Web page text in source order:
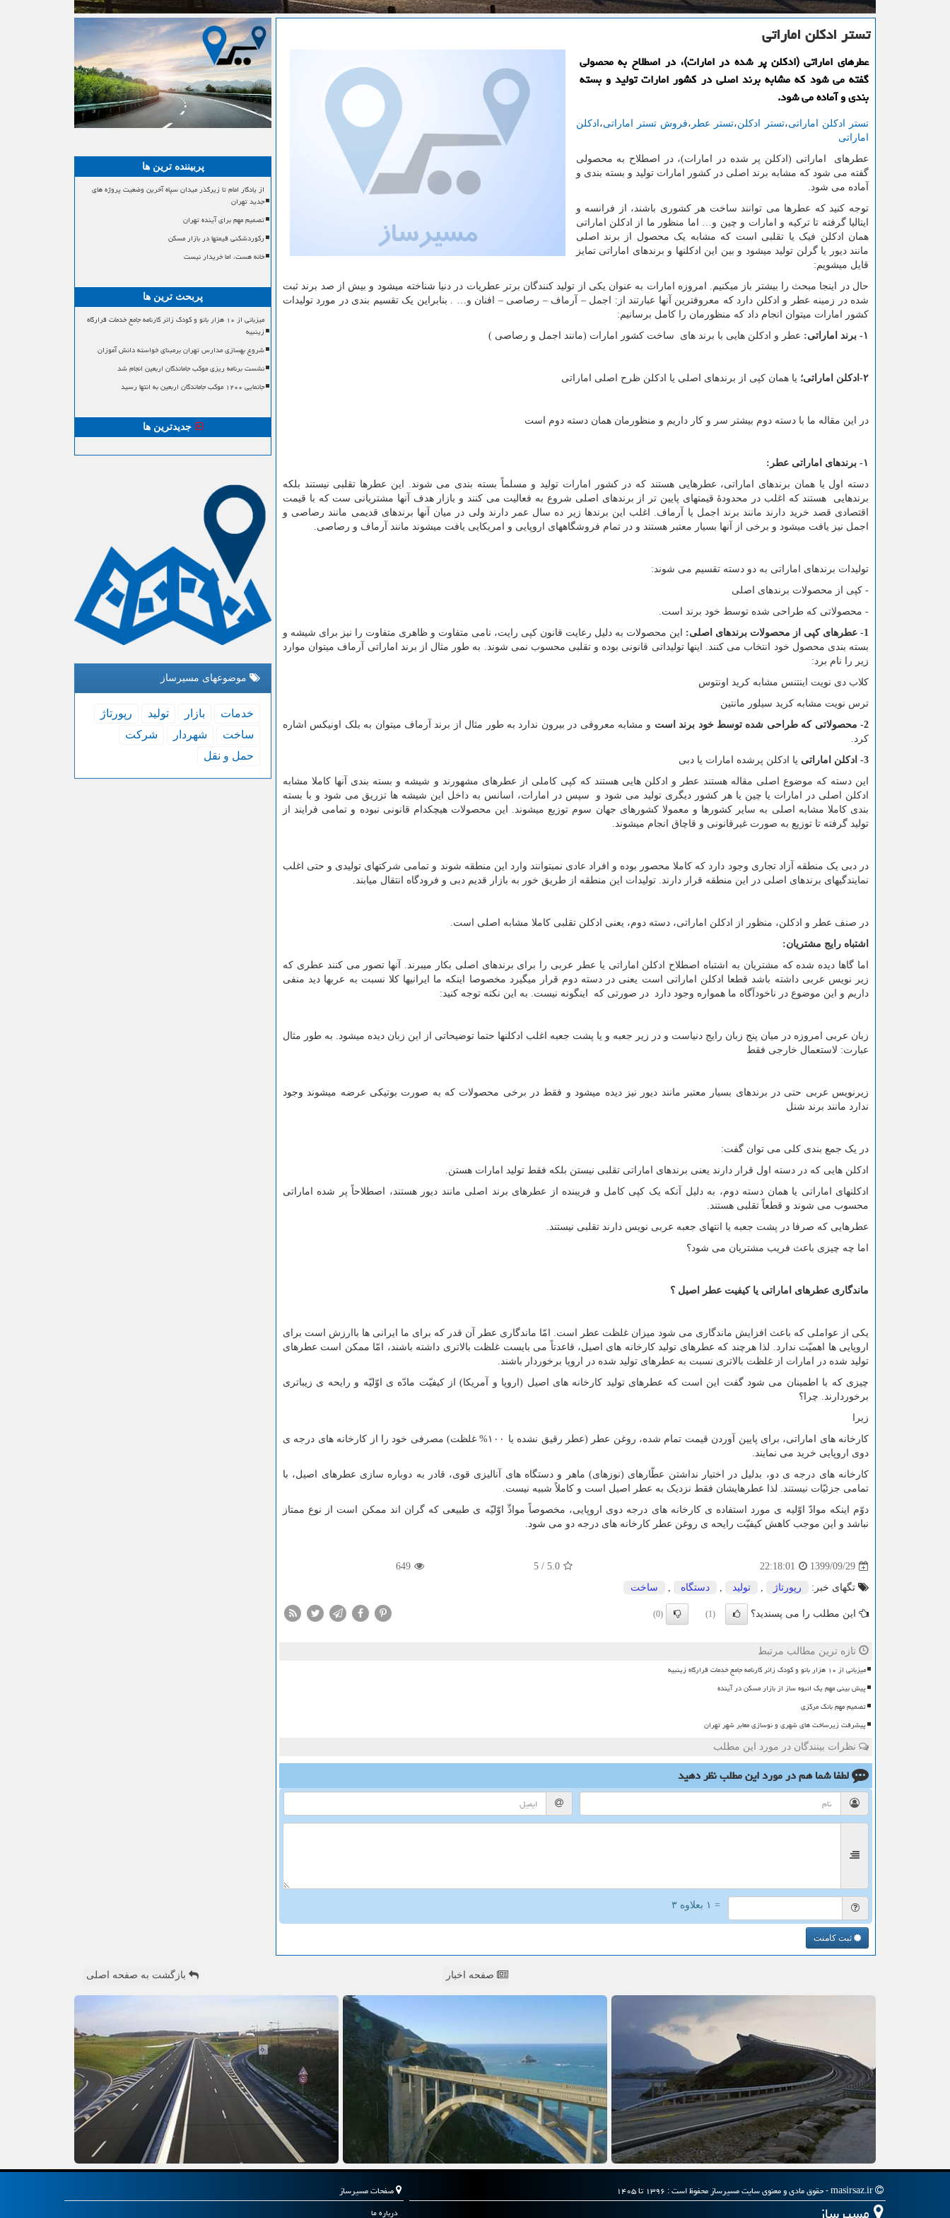
تستر ادكلن اماراتی
عطرهای اماراتی (ادكلن پر شده در امارات)، در اصطلاح به محصولی
گفته می شود كه مشابه برند اصلی در كشور امارات تولید و بسته
بندی و آماده می شود.
تستر ادکلن اماراتی،تستر ادکلن،تستر عطر ،فروش تستر اماراتی،ادکلن
اماراتی
عطرهای اماراتی (ادکلن پر شده در امارات)، در اصطلاح به محصولی
گفته می شود که مشابه برند اصلی در کشور امارات تولید و بسته بندی و
آماده می شود.
توجه کنید که عطرها می توانند ساخت هر کشوری باشند، از فرانسه و
ایتالیا گرفته تا ترکیه و امارات و چین و… اما منظور ما از ادکلن اماراتی
همان ادکلن فیک یا تقلبی است که مشابه یک محصول از برند اصلی
مانند دیور یا گرلن تولید میشود و بین این ادکلنها و برندهای اماراتی تمایز
قایل میشویم:
حال در اینجا مبحث را بیشتر باز میکنیم. امروزه امارات به عنوان یکی از تولید کنندگان برتر عطریات در دنیا شناخته میشود و بیش از صد برند ثبت
شده در زمینه عطر و ادکلن دارد که معروفترین آنها عبارتند از: اجمل – آرماف – رصاصی – افنان و… . بنابراین یک تقسیم بندی در مورد تولیدات
کشور امارات میتوان انجام داد که منظورمان را کامل برسانیم:
۱- برند اماراتی:
عطر و ادکلن هایی با برند های ساخت کشور امارات (مانند اجمل و رصاصی )
۲-ادکلن اماراتی؛ یا همان کپی از برندهای اصلی یا ادکلن ظرح اصلی اماراتی
در این مقاله ما با دسته دوم بیشتر سر و کار داریم و منظورمان همان دسته دوم است
۱- برندهای اماراتی عطر:
دسته اول یا همان برندهای اماراتی، عطرهایی هستند که در کشور امارات تولید و مسلماً بسته بندی می شوند. این عطرها تقلبی نیستند بلکه
برندهایی هستند که اغلب در محدودۀ قیمتهای پایین تر از برندهای اصلی شروع به فعالیت می کنند و بازار هدف آنها مشتریانی ست که با قیمت
اقتصادی قصد خرید دارند مانند برند اجمل یا آرماف. اغلب این برندها زیر ده سال عمر دارند ولی در میان آنها برندهای قدیمی مانند رصاصی و
اجمل نیز یافت میشود و برخی از آنها بسیار معتبر هستند و در تمام فروشگاههای اروپایی و امریکایی یافت میشوند مانند آرماف و رصاصی.
تولیدات برندهای اماراتی به دو دسته تقسیم می شوند:
- کپی از محصولات برندهای اصلی
- محصولاتی که طراحی شده توسط خود برند است.
1- عطرهای کپی از محصولات برندهای اصلی:
این محصولات به دلیل رعایت قانون کپی رایت، نامی متفاوت و ظاهری متفاوت را نیز برای شیشه و
بسته بندی محصول خود انتخاب می کنند. اینها تولیداتی قانونی بوده و تقلبی محسوب نمی شوند. به طور مثال از برند اماراتی آرماف میتوان موارد
زیر را نام برد:
کلاب دی نویت اینتنس مشابه کرید اونتوس
ترس نویت مشابه کرید سیلور مانتین
2- محصولاتی که طراحی شده توسط خود برند است
و مشابه معروفی در بیرون ندارد به طور مثال از برند آرماف میتوان به بلک اونیکس اشاره
کرد.
3- ادکلن اماراتی
یا ادکلن پرشده امارات یا دبی
این دسته که موضوع اصلی مقاله هستند عطر و ادکلن هایی هستند که کپی کاملی از عطرهای مشهورند و شیشه و بسته بندی آنها کاملا مشابه
ادکلن اصلی در امارات یا چین یا هر کشور دیگری تولید می شود و سپس در امارات، اسانس به داخل این شیشه ها تزریق می شود و با بسته
بندی کاملا مشابه اصلی به سایر کشورها و معمولا کشورهای جهان سوم توزیع میشوند. این محصولات هیچکدام قانونی نبوده و تمامی فرایند از
تولید گرفته تا توزیع به صورت غیرقانونی و قاچاق انجام میشوند.
در دبی یک منطقه آزاد تجاری وجود دارد که کاملا محصور بوده و افراد عادی نمیتوانند وارد این منطقه شوند و تمامی شرکتهای تولیدی و حتی اغلب
نمایندگیهای برندهای اصلی در این منطقه قرار دارند. تولیدات این منطقه از طریق خور به بازار قدیم دبی و فرودگاه انتقال میابند.
در صنف عطر و ادکلن، منظور از ادکلن اماراتی، دسته دوم، یعنی ادکلن تقلبی کاملا مشابه اصلی است.
اشتباه رایج مشتریان:
اما گاها دیده شده که مشتریان به اشتباه اصطلاح ادکلن اماراتی یا عطر عربی را برای برندهای اصلی بکار میبرند. آنها تصور می کنند عطری که
زیر نویس عربی داشته باشد قطعا ادکلن اماراتی است یعنی در دسته دوم قرار میگیرد مخصوصا اینکه ما ایرانیها کلا نسبت به عربها دید منفی
داریم و این موضوع در ناخودآگاه ما همواره وجود دارد در صورتی که اینگونه نیست. به این نکته توجه کنید:
زبان عربی امروزه در میان پنج زبان رایج دنیاست و در زیر جعبه و یا پشت جعبه اغلب ادکلنها حتما توضیحاتی از این زبان دیده میشود. به طور مثال
عبارت: لاستعمال خارجی فقط
زیرنویس عربی حتی در برندهای بسیار معتبر مانند دیور نیز دیده میشود و فقط در برخی محصولات که به صورت بوتیکی عرضه میشوند وجود
ندارد مانند برند شنل
در یک جمع بندی کلی می توان گفت:
ادکلن هایی که در دسته اول قرار دارند یعنی برندهای اماراتی تقلبی نیستن بلکه فقط تولید امارات هستن.
ادکلنهای اماراتی یا همان دسته دوم، به دلیل آنکه یک کپی کامل و فریبنده از عطرهای برند اصلی مانند دیور هستند، اصطلاحاً پر شده اماراتی
محسوب می شوند و قطعاً تقلبی هستند.
عطرهایی که صرفا در پشت جعبه یا انتهای جعبه عربی نویس دارند تقلبی نیستند.
اما چه چیزی باعث فریب مشتریان می شود؟
ماندگاری عطرهای اماراتی یا کیفیت عطر اصیل ؟
یکی از عواملی که باعث افزایش ماندگاری می شود میزان غلظت عطر است. امّا ماندگاری عطر آن قدر که برای ما ایرانی ها باارزش است برای
اروپایی ها اهمیّت ندارد. لذا هرچند که عطرهای تولید کارخانه های اصیل، قاعدتاً می بایست غلظت بالاتری داشته باشند، امّا ممکن است عطرهای
تولید شده در امارات از غلظت بالاتری نسبت به عطرهای تولید شده در اروپا برخوردار باشند.
چیزی که با اطمینان می شود گفت این است که عطرهای تولید کارخانه های اصیل (اروپا و آمریکا) از کیفیّت مادّه ی اوّلیّه و رایحه ی زیباتری
برخوردارند. چرا؟
زیرا
کارخانه های اماراتی، برای پایین آوردن قیمت تمام شده، روغن عطر (عطر رقیق نشده یا ۱۰۰% غلظت) مصرفی خود را از کارخانه های درجه ی
دوی اروپایی خرید می نمایند.
کارخانه های درجه ی دو، بدلیل در اختیار نداشتن عطّارهای (نوزهای) ماهر و دستگاه های آنالیزی قوی، قادر به دوباره سازی عطرهای اصیل، با
تمامی جزئیّات نیستند. لذا عطرهایشان فقط نزدیک به عطر اصیل است و کاملاً شبیه نیست.
دوّم اینکه موادّ اوّلیه ی مورد استفاده ی کارخانه های درجه دوی اروپایی، مخصوصاً موادِّ اوّلیّه ی طبیعی که گران اند ممکن است از نوع ممتاز
نباشد و این موجب کاهش کیفیّت رایحه ی روغن عطر کارخانه های درجه دو می شود.
1399/09/29
22:18:01
5.0
/
5
649
تگهای خبر: رپورتاژ , تولید , دستگاه , ساخت
این مطلب را می پسندید؟ (1)
(0)
تازه ترین مطالب مرتبط
میزبانی از ۱۰ هزار بانو و کودک زائر کارنامه جامع خدمات قرارگاه زینبیه
پیش بینی مهم یک انبوه ساز از بازار مسکن در آینده
تصمیم مهم بانک مرکزی
پیشرفت زیرساخت های شهری و نوسازی معابر شهر تهران
نظرات بینندگان در مورد این مطلب
لطفا شما همدر مورد این مطلبنظر دهید
= ۱ بعلاوه ۳
ثبت کامنت
پربیننده ترین ها
از یادگار امام تا زیرگذر میدان سپاه آخرین وضعیت پروژه های
جدید تهران
تصمیم مهم برای آینده تهران
رکوردشکنی قیمتها در بازار مسکن
خانه هست، اما خریدار نیست
پربحث ترین ها
میزبانی از ۱۰ هزار بانو و کودک زائر کارنامه جامع خدمات قرارگاه
زینبیه
شروع بهسازی مدارس تهران برمبنای خواسته دانش آموزان
نشست برنامه ریزی موکب جاماندگان اربعین انجام شد
جانمایی ۱۲۰۰ موکب جاماندگان اربعین به انتها رسید
جدیدترین ها
موضوعهای مسیرساز
خدمات بازار تولید
رپورتاژ
ساخت
شهردار
شركت
حمل و نقل
صفحه اخبار بازگشت به صفحه اصلی
صفحات مسیرساز
درباره ما